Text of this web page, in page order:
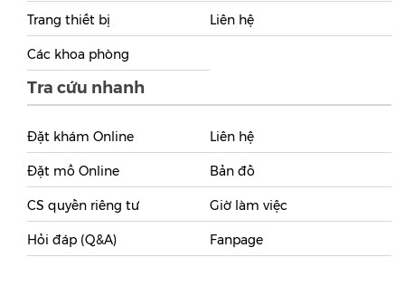
Trang thiết bị
Các khoa phòng
Liên hệ
Tra cứu nhanh
Đặt khám Online
Đặt mổ Online
CS quyền riêng tư
Hỏi đáp (Q&A)
Liên hệ
Bản đồ
Giờ làm việc
Fanpage